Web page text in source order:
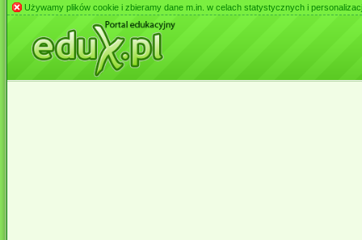
Używamy plików cookie i zbieramy dane m.in. w celach statystycznych i